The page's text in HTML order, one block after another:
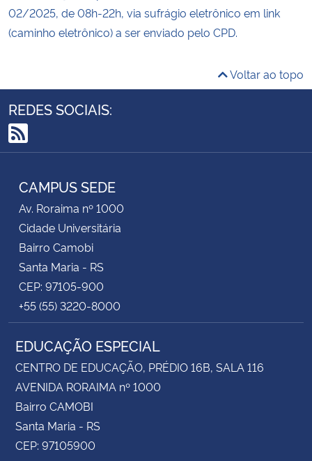
02/2025, de 08h-22h, via sufrágio eletrônico em link
(caminho eletrônico) a ser enviado pelo CPD.
Voltar ao topo
REDES SOCIAIS:
RSS
CAMPUS SEDE
Av. Roraima nº 1000
Cidade Universitária
Bairro Camobi
Santa Maria - RS
CEP: 97105-900
+55 (55) 3220-8000
EDUCAÇÃO ESPECIAL
CENTRO DE EDUCAÇÃO, PRÉDIO 16B, SALA 116
AVENIDA RORAIMA nº 1000
Bairro CAMOBI
Santa Maria - RS
CEP: 97105900